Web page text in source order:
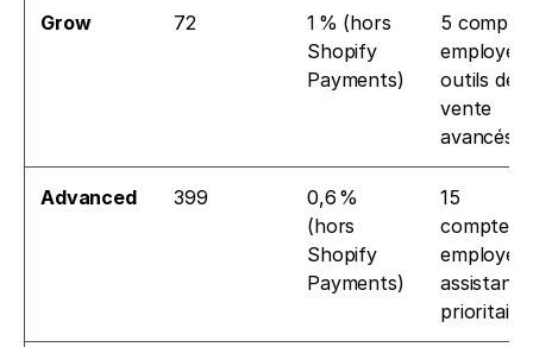
Grow 72
1 % (hors
Shopify
Payments)
5
employés
outils de
vente
avancés
Advanced 399
0,6 %
(hors
Shopify
Payments)
15
comptes
employés,
assistance
prioritaire